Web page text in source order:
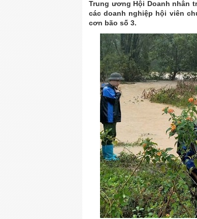
Trung ương Hội Doanh nhân
các doanh nghiệp hội viên
cơn bão số 3.